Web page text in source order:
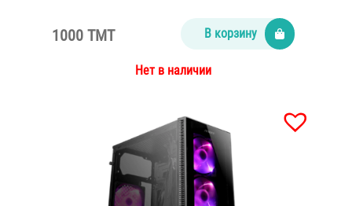
1000 TMT В корзину
Нет в наличии